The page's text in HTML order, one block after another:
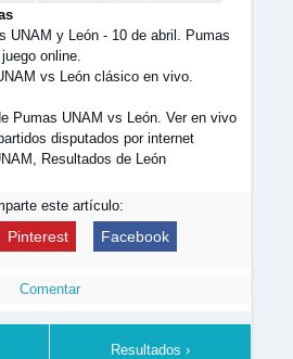
UNAM y León - 10 de abril. Pumas
online.
vs León clásico en vivo.
Pumas UNAM vs León. Ver en vivo
disputados por internet
Resultados de León
este artículo:
Pinterest Facebook
Comentar
Resultados ›